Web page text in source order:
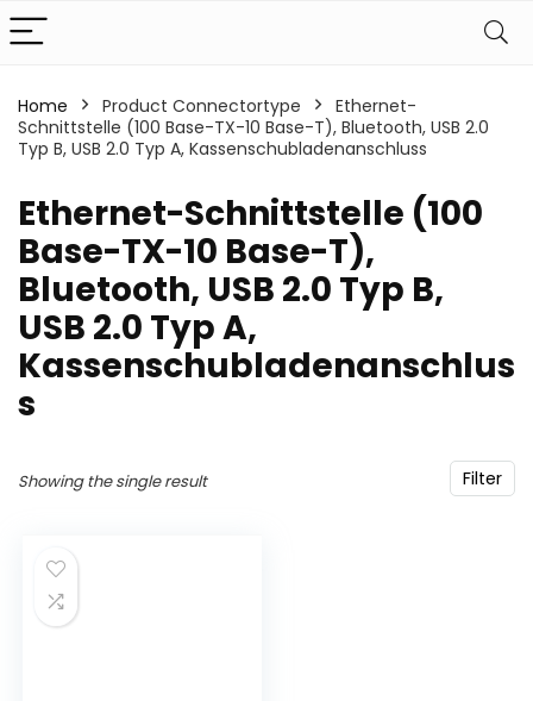
Home Product Connectortype
‎Ethernet-
Schnittstelle (100 Base-TX-10 Base-T), Bluetooth, USB 2.0
Typ B, USB 2.0 Typ A, Kassenschubladenanschluss
‎Ethernet-Schnittstelle (100
Base-TX-10 Base-T),
Bluetooth, USB 2.0 Typ B,
USB 2.0 Typ A,
Kassenschubladenanschlus
s
Filter
Showing the single result